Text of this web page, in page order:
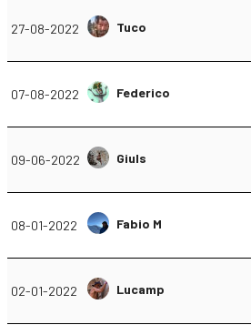
27-08-2022 Tuco
07-08-2022 Federico
09-06-2022 Giuls
08-01-2022 Fabio M
02-01-2022 Lucamp